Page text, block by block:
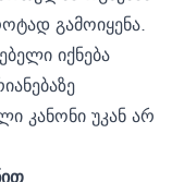
გამოიყენა.
იქნება
კანონი უკან არ